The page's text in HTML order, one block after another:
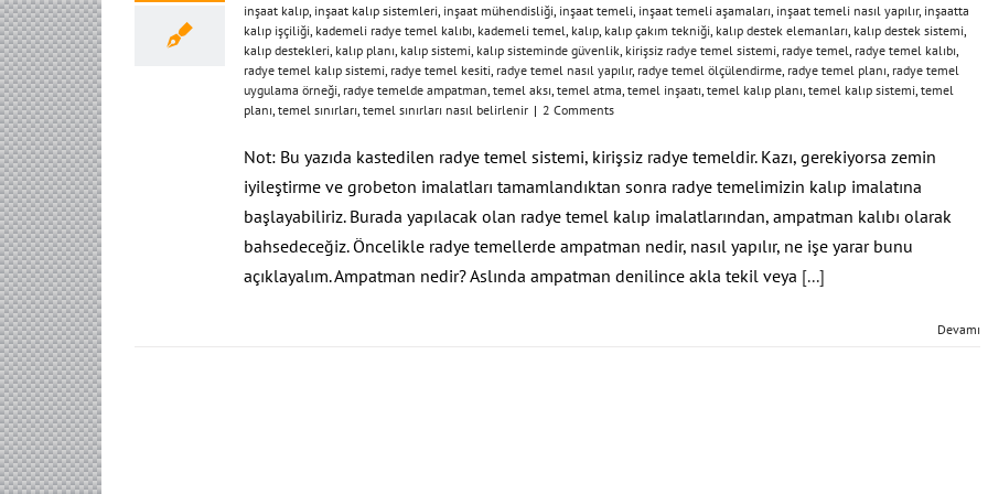
inşaat kalıp, inşaat kalıp sistemleri, inşaat mühendisliği, inşaat temeli, inşaat temeli aşamaları, inşaat temeli nasıl yapılır, inşaatta
kalıp işçiliği, kademeli radye temel kalıbı, kademeli temel, kalıp, kalıp çakım tekniği, kalıp destek elemanları, kalıp destek sistemi,
kalıp destekleri, kalıp planı, kalıp sistemi, kalıp sisteminde güvenlik, kirişsiz radye temel sistemi, radye temel, radye temel kalıbı,
radye temel kalıp sistemi, radye temel kesiti, radye temel nasıl yapılır, radye temel ölçülendirme, radye temel planı, radye temel
uygulama örneği, radye temelde ampatman, temel aksı, temel atma, temel inşaatı, temel kalıp planı, temel kalıp sistemi, temel
planı, temel sınırları, temel sınırları nasıl belirlenir | 2 Comments
Not: Bu yazıda kastedilen radye temel sistemi, kirişsiz radye temeldir. Kazı, gerekiyorsa zemin
iyileştirme ve grobeton imalatları tamamlandıktan sonra radye temelimizin kalıp imalatına
başlayabiliriz. Burada yapılacak olan radye temel kalıp imalatlarından, ampatman kalıbı olarak
bahsedeceğiz. Öncelikle radye temellerde ampatman nedir, nasıl yapılır, ne işe yarar bunu
açıklayalım. Ampatman nedir? Aslında ampatman denilince akla tekil veya [...]
Devamı